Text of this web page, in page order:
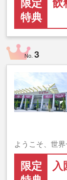
特典
No.3
ようこそ、世
限定
入